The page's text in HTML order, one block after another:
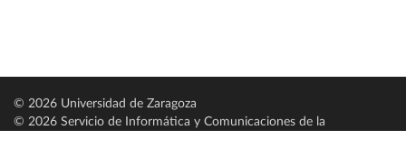
© 2026 Universidad de Zaragoza
© 2026 Servicio de Informática y Comunicaciones de la